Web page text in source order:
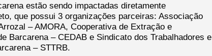
estão sendo impactadas diretamente
que possui 3 organizações parceiras: Associação
– AMORA, Cooperativa de Extração e
Barcarena – CEDAB e Sindicato dos Trabalhadores e
– STTRB.